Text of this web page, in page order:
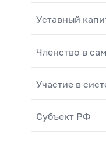
Уставный
Членство в
Участие в
Субъект РФ